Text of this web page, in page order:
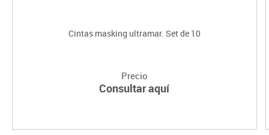
Cintas masking ultramar. Set de 10
Precio
Consultar aquí